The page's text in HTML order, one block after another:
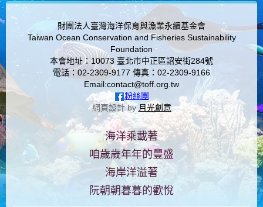
財團法人臺灣海洋保育與漁業永續基金會
Taiwan Ocean Conservation and Fisheries Sustainability
Foundation
本會地址：10073 臺北市中正區詔安街284號
電話：02-2309-9177 傳真：02-2309-9166
Email:contact@toff.org.tw
粉絲團
網頁設計 by 月光創意
海洋乘載著
咱歲歲年年的豐盛
海岸洋溢著
阮朝朝暮暮的歡悅